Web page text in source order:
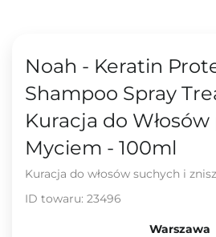
Noah - Keratin
Shampoo Spray
Kuracja do Włosów
Myciem - 100ml
Kuracja do włosów suchych i
ID towaru: 23496
Warszawa